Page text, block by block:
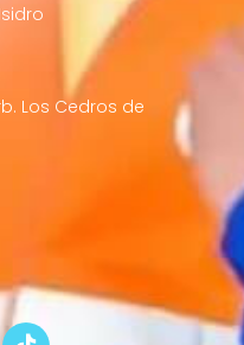
Los Cedros de